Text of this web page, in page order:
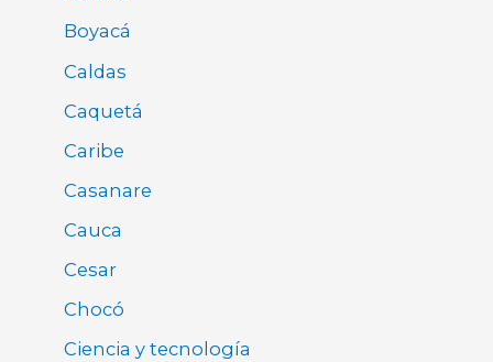
Boyacá
Caldas
Caquetá
Caribe
Casanare
Cauca
Cesar
Chocó
Ciencia y tecnología